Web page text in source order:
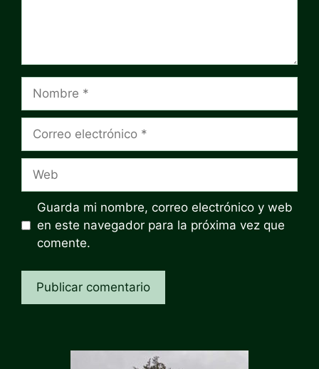
Nombre
Correo
Web
Guarda mi nombre, correo electrónico y web
en este navegador para la próxima vez que
comente.